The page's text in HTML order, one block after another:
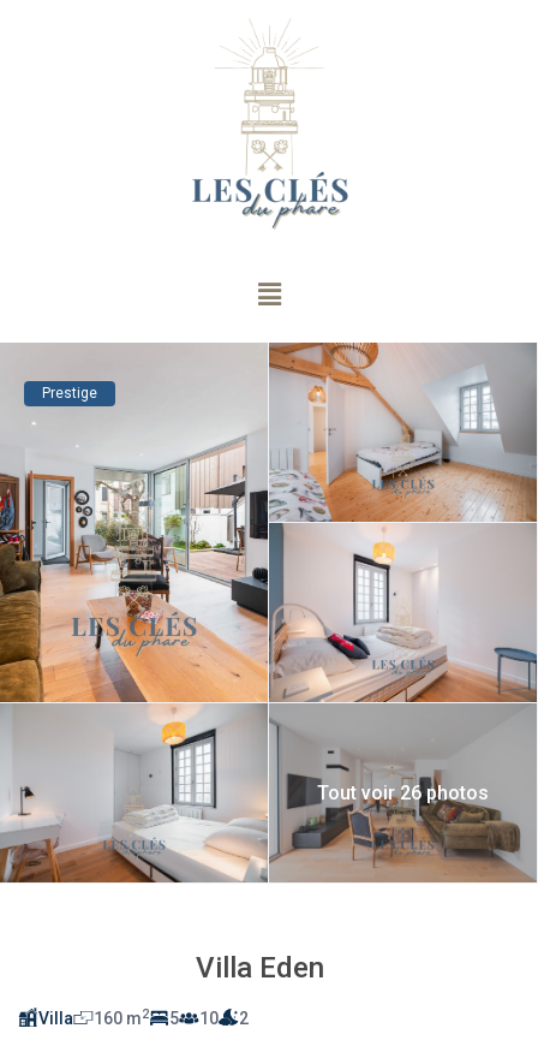
Prestige
Tout voir 26 photos
Villa Eden
Villa 160 m2 5 10 2